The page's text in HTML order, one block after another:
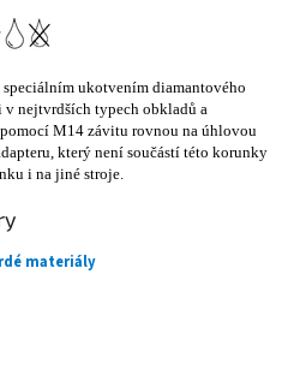
ukotvením diamantového
v nejtvrdších typech obkladů a
M14 závitu rovnou na úhlovou
který není součástí této korunky
i na jiné stroje.
materiály